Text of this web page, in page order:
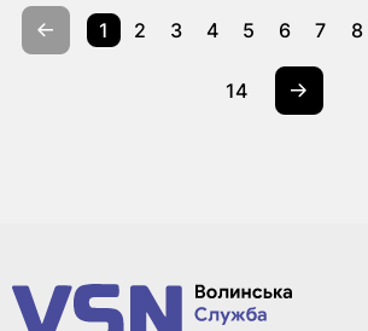
1 2 3 4 5 6 7 8
14